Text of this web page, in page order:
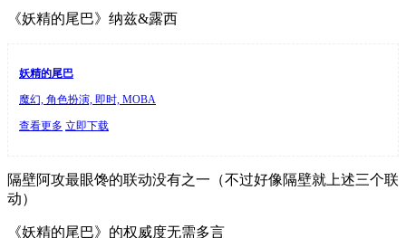
《妖精的尾巴》纳兹&露西
妖精的尾巴
魔幻, 角色扮演, 即时, MOBA
查看更多 立即下载
隔壁阿攻最眼馋的联动没有之一（不过好像隔壁就上述三个联
动）
《妖精的尾巴》的权威度无需多言